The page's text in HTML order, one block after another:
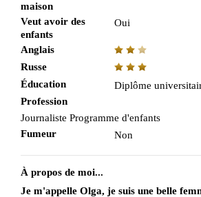
maison
Veut avoir des
enfants
Oui
Anglais
Russe
Éducation
Diplôme
Profession
Journaliste Programme d'enfants
Fumeur
Non
À propos de moi...
Je m'appelle Olga, je suis une belle